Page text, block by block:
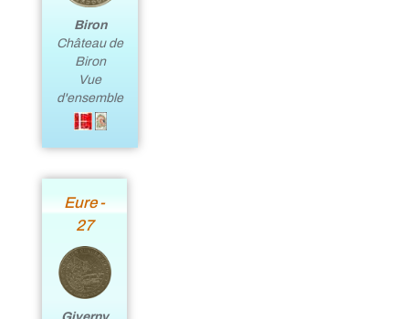
Biron
Château de
Biron
Vue
d'ensemble
Eure -
27